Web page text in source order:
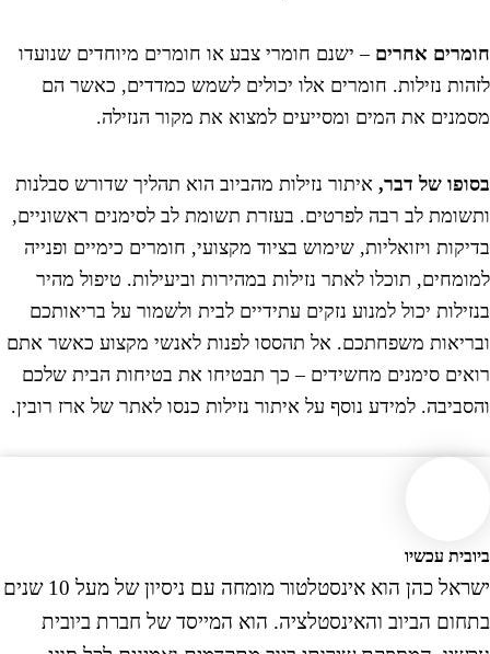
אחרים– ישנם חומרי צבע או חומרים מיוחדים שנועדו
נזילות. חומרים אלו יכולים לשמש כמדדים, כאשר הם
את המים ומסייעים למצוא את מקור הנזילה.
של דבר,איתור נזילות מהביוב הוא תהליך שדורש סבלנות
לב רבה לפרטים. בעזרת תשומת לב לסימנים ראשוניים,
ויזואליות, שימוש בציוד מקצועי, חומרים כימיים ופנייה
תוכלו לאתר נזילות במהירות וביעילות. טיפול מהיר
יכול למנוע נזקים עתידיים לבית ולשמור על בריאותכם
משפחתכם. אל תהססו לפנות לאנשי מקצוע כאשר אתם
סימנים מחשידים – כך תבטיחו את בטיחות הבית שלכם
למידע נוסף על איתור נזילות כנסו לאתר של ארז רובין.
עכשיו
ישראל כהן הוא אינסטלטור מומחה עם ניסיון של מעל 10 שנים
הביוב והאינסטלציה. הוא המייסד של חברת ביובית